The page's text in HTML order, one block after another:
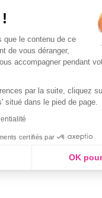
tailles
de confidentialité
générales
de Fidélité
que le contenu de ce
de vous déranger,
accompagner pendant
par la suite, cliquez
situé dans le pied de page.
certifiés par
OK